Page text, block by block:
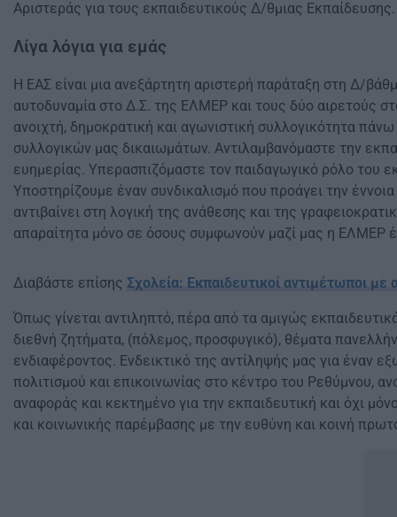
Αριστεράς για τους εκπαιδευτικούς Δ/θμιας Εκπαίδευσης.
Λίγα λόγια για εμάς
Η ΕΑΣ είναι μια ανεξάρτητη αριστερή παράταξη στη Δ/
αυτοδυναμία στο Δ.Σ. της ΕΛΜΕΡ και τους δύο αιρετούς
ανοιχτή, δημοκρατική και αγωνιστική συλλογικότητα
συλλογικών μας δικαιωμάτων. Αντιλαμβανόμαστε την
ευημερίας. Υπερασπιζόμαστε τον παιδαγωγικό ρόλο του
Υποστηρίζουμε έναν συνδικαλισμό που προάγει την
αντιβαίνει στη λογική της ανάθεσης και της
απαραίτητα μόνο σε όσους συμφωνούν μαζί μας η ΕΛΜΕΡ
Διαβάστε επίσης Σχολεία: Εκπαιδευτικοί αντιμέτωποι με
Όπως γίνεται αντιληπτό, πέρα από τα αμιγώς
διεθνή ζητήματα, (πόλεμος, προσφυγικό), θέματα
ενδιαφέροντος. Ενδεικτικό της αντίληψής μας για έναν
πολιτισμού και επικοινωνίας στο κέντρο του Ρεθύμνου,
αναφοράς και κεκτημένο για την εκπαιδευτική και όχι
και κοινωνικής παρέμβασης με την ευθύνη και κοινή